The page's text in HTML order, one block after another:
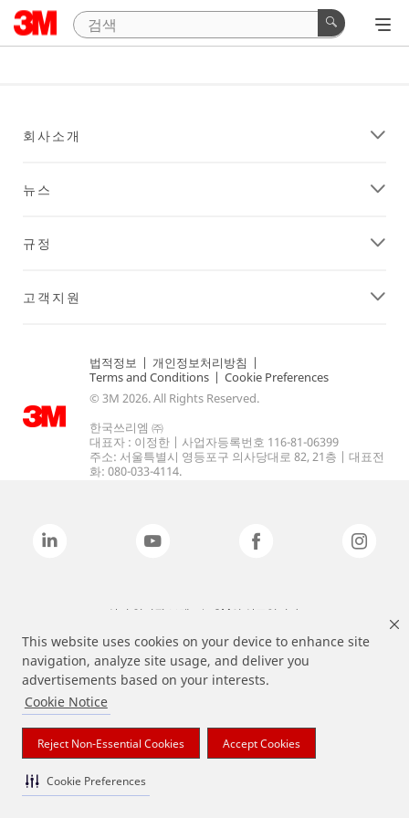
This website uses cookies on your device to enhance site
navigation, analyze site usage, and deliver you
advertisements based on your interests.
Cookie Notice
Reject Non-Essential Cookies Accept Cookies
Cookie Preferences
회사소개
뉴스
규정
고객지원
법적정보 | 개인정보처리방침 |
Terms and Conditions | Cookie Preferences
© 3M 2026. All Rights Reserved.
한국쓰리엠 ㈜
대표자 : 이정한 | 사업자등록번호 116-81-06399
주소: 서울특별시 영등포구 의사당대로 82, 21층 | 대표전
화: 080-033-4114.
상기 열거된 브랜드는 3M의 상표입니다.